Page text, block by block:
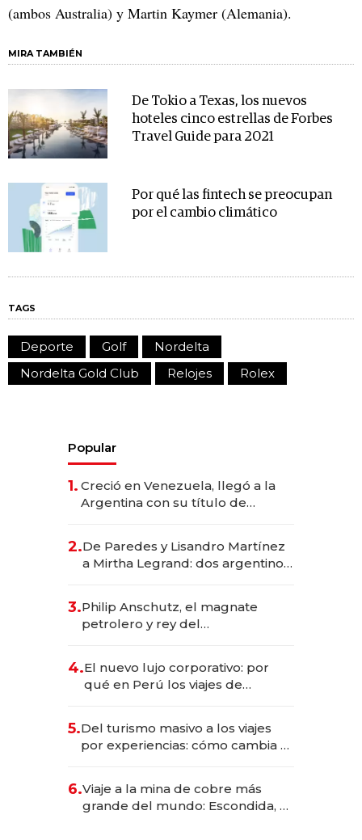
(ambos Australia) y Martin Kaymer (Alemania).
MIRA TAMBIÉN
De Tokio a Texas, los nuevos
hoteles cinco estrellas de Forbes
Travel Guide para 2021
Por qué las fintech se preocupan
por el cambio climático
TAGS
Deporte Golf
Nordelta
Nordelta Gold Club
Relojes Rolex
Popular
1. Creció en Venezuela, llegó a la
Argentina con su título de
las marcas "fast premium"
2.De Paredes y Lisandro Martínez
a Mirtha Legrand: dos argentinos
3.Philip Anschutz, el magnate
petrolero y rey del
Fénix
4.El nuevo lujo corporativo: por
qué en Perú los viajes de
transformadoras
5.Del turismo masivo a los viajes
por experiencias: cómo cambia el
6.Viaje a la mina de cobre más
grande del mundo: Escondida, el